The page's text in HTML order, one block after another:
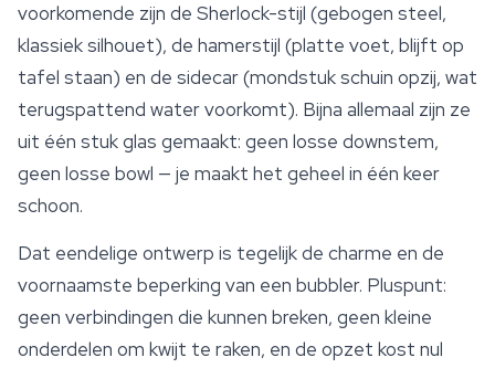
voorkomende zijn de Sherlock-stijl (gebogen steel,
klassiek silhouet), de hamerstijl (platte voet, blijft op
tafel staan) en de sidecar (mondstuk schuin opzij, wat
terugspattend water voorkomt). Bijna allemaal zijn ze
uit één stuk glas gemaakt: geen losse downstem,
geen losse bowl — je maakt het geheel in één keer
schoon.
Dat eendelige ontwerp is tegelijk de charme en de
voornaamste beperking van een bubbler. Pluspunt:
geen verbindingen die kunnen breken, geen kleine
onderdelen om kwijt te raken, en de opzet kost nul